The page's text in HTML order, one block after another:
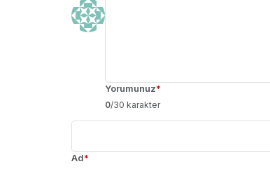
Yorumunuz*
0/30 karakter
Ad*